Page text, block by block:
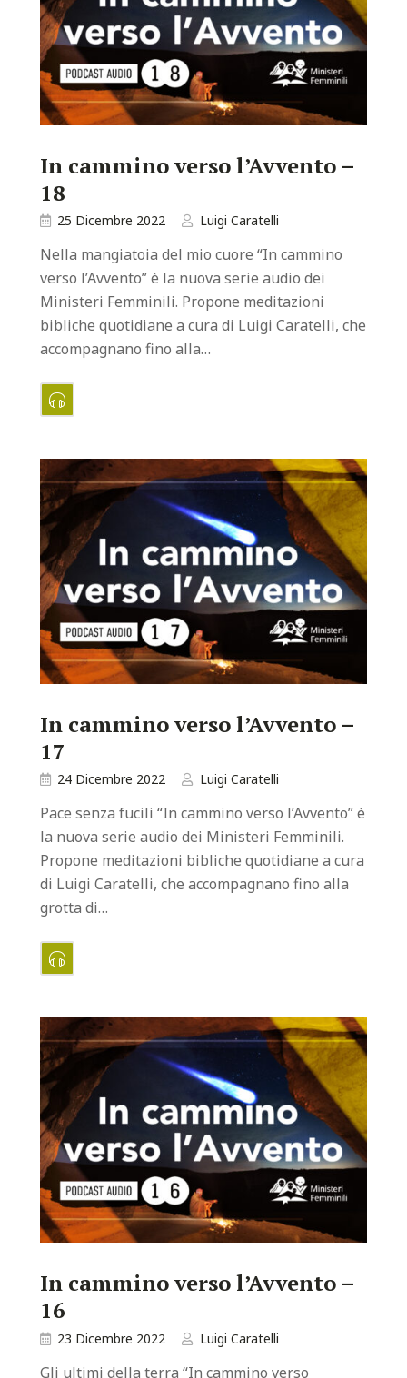
In cammino verso l’Avvento –
18
25 Dicembre 2022 Luigi Caratelli
Nella mangiatoia del mio cuore “In cammino
verso l’Avvento” è la nuova serie audio dei
Ministeri Femminili. Propone meditazioni
bibliche quotidiane a cura di Luigi Caratelli, che
accompagnano fino alla…
In cammino verso l’Avvento –
17
24 Dicembre 2022 Luigi Caratelli
Pace senza fucili “In cammino verso l’Avvento” è
la nuova serie audio dei Ministeri Femminili.
Propone meditazioni bibliche quotidiane a cura
di Luigi Caratelli, che accompagnano fino alla
grotta di…
In cammino verso l’Avvento –
16
23 Dicembre 2022 Luigi Caratelli
Gli ultimi della terra “In cammino verso